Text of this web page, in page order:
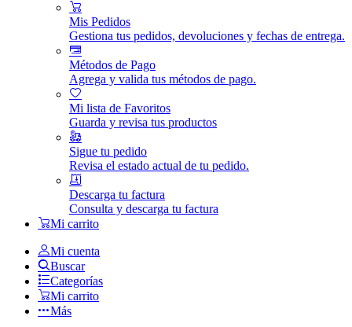
Mis Pedidos
Gestiona tus pedidos, devoluciones y fechas de entrega.
Métodos de Pago
Agrega y valida tus métodos de pago.
Mi lista de Favoritos
Guarda y revisa tus productos
Sigue tu pedido
Revisa el estado actual de tu pedido.
Descarga tu factura
Consulta y descarga tu factura
Mi carrito
Mi cuenta
Buscar
Categorías
Mi carrito
Más